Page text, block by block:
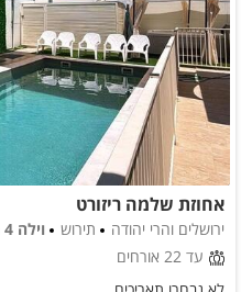
אחוזת שלמה ריזורט
ירושלים והרי יהודה תירוש
וילה 4 חדרים
עד 22 אורחים